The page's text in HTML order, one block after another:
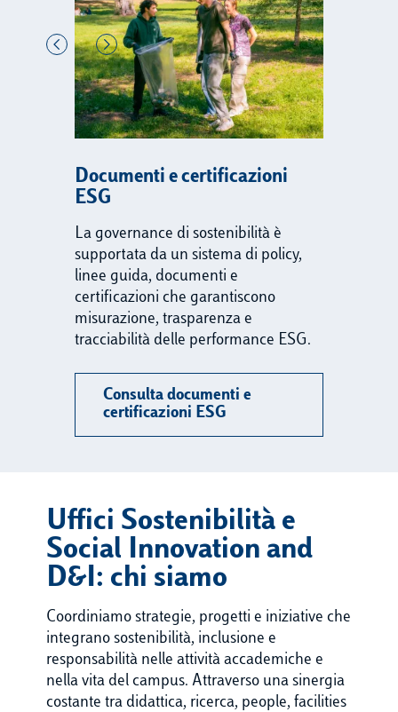
Documenti e certificazioni
ESG
La governance di sostenibilità è
supportata da un sistema di policy,
linee guida, documenti e
certificazioni che garantiscono
misurazione, trasparenza e
tracciabilità delle performance ESG.
Consulta documenti e
certificazioni ESG
Uffici Sostenibilità e
Social Innovation and
D&I: chi siamo
Coordiniamo strategie, progetti e iniziative che
integrano sostenibilità, inclusione e
responsabilità nelle attività accademiche e
nella vita del campus. Attraverso una sinergia
costante tra didattica, ricerca, people, facilities